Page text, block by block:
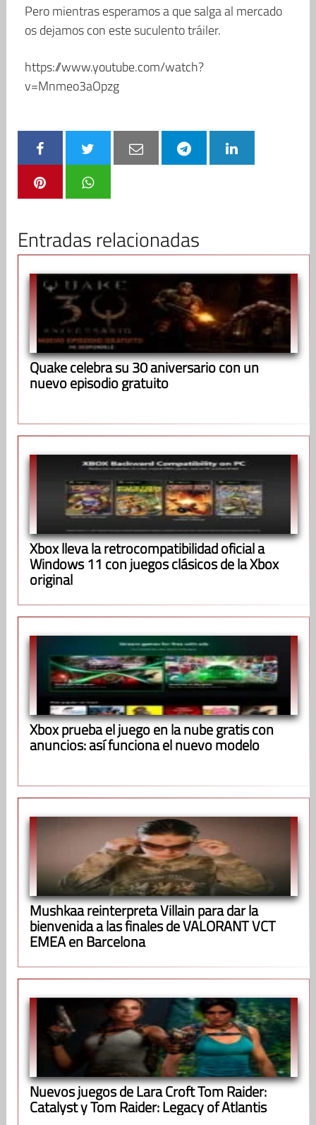
Pero mientras esperamos a que salga al mercado
os dejamos con este suculento tráiler.
https://www.youtube.com/watch?
v=Mnmeo3aOpzg
Entradas relacionadas
Quake celebra su 30 aniversario con un
nuevo episodio gratuito
Xbox lleva la retrocompatibilidad oficial a
Windows 11 con juegos clásicos de la Xbox
original
Xbox prueba el juego en la nube gratis con
anuncios: así funciona el nuevo modelo
Mushkaa reinterpreta Villain para dar la
bienvenida a las finales de VALORANT VCT
EMEA en Barcelona
Nuevos juegos de Lara Croft Tom Raider:
Catalyst y Tom Raider: Legacy of Atlantis